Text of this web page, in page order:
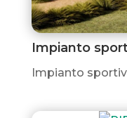
Impianto
Impianto